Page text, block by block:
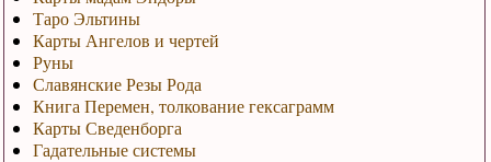
Таро Эльтины
Карты Ангелов и чертей
Руны
Славянские Резы Рода
Книга Перемен, толкование гексаграмм
Карты Сведенборга
Гадательные системы